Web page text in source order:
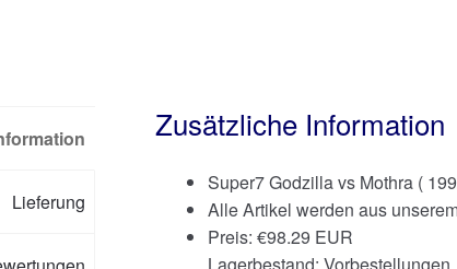
Lieferung
Zusätzliche Information
Super7 Godzilla vs Mothra (
Alle Artikel werden aus
Preis: €98.29 EUR
Lagerbestand: Vorbestellungen